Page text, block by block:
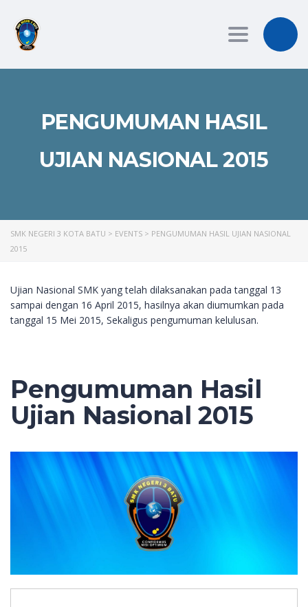
Toggle
PENGUMUMAN HASIL
UJIAN NASIONAL 2015
SMK NEGERI 3 KOTA BATU > EVENTS > PENGUMUMAN HASIL UJIAN NASIONAL
2015
Ujian Nasional SMK yang telah dilaksanakan pada tanggal 13
sampai dengan 16 April 2015, hasilnya akan diumumkan pada
tanggal 15 Mei 2015, Sekaligus pengumuman kelulusan.
Pengumuman Hasil
Ujian Nasional 2015